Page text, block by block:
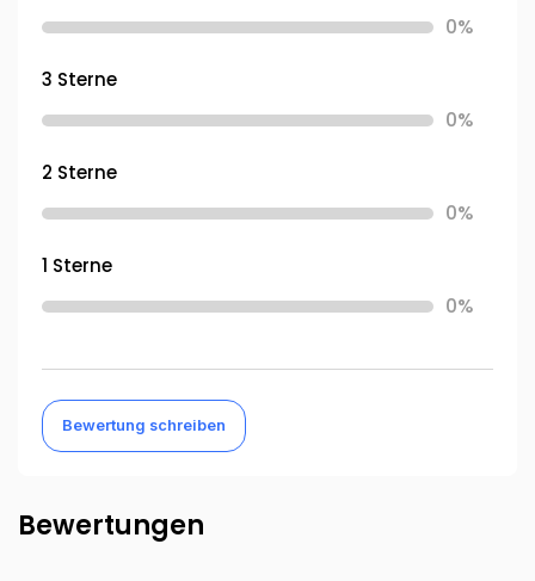
0%
3 Sterne
0%
2 Sterne
0%
1 Sterne
0%
Bewertung schreiben
Bewertungen